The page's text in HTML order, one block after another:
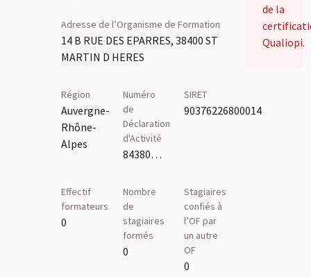
Adresse de l’Organisme de Formation
14 B RUE DES EPARRES, 38400 ST
MARTIN D HERES
Région
Auvergne-
Rhône-
Alpes
Numéro
de
Déclaration
d'Activité
84380901338
SIRET
90376226800014
Effectif
formateurs
0
Nombre
de
stagiaires
formés
0
Stagiaires
confiés à
l’OF par
un autre
OF
0
de la
Qualiopi.